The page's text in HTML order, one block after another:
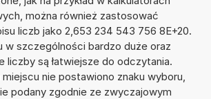
można również zastosować
liczb jako 2,653 234 543 756 8E+20.
w szczególności bardzo duże oraz
liczby są łatwiejsze do odczytania.
nie postawiono znaku wyboru,
podany zgodnie ze zwyczajowym